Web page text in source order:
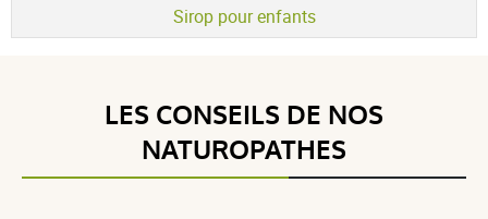
Sirop pour enfants
LES CONSEILS DE NOS
NATUROPATHES